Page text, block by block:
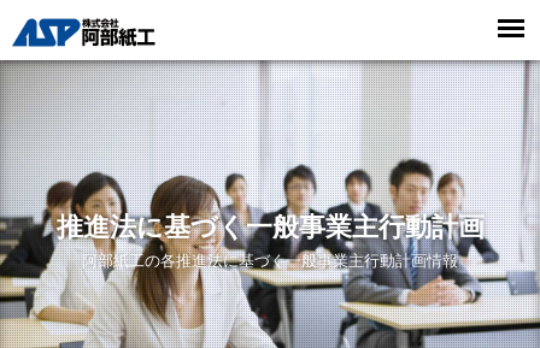
推進法に基づく一般事業主行動計画
阿部紙工の各推進法に基づく一般事業主行動計画情報